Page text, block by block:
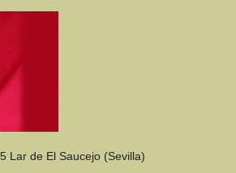
Lar de El Saucejo (Sevilla)